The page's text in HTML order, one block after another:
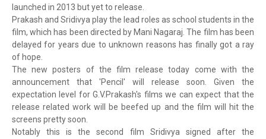
launched in 2013 but yet to release.
Prakash and Sridivya play the lead roles as school students in the
film, which has been directed by Mani Nagaraj. The film has been
delayed for years due to unknown reasons has finally got a ray
of hope.
The new posters of the film release today come with the
announcement that 'Pencil' will release soon. Given the
expectation level for G.V.Prakash's films we can expect that the
release related work will be beefed up and the film will hit the
screens pretty soon.
Notably this is the second film Sridivya signed after the